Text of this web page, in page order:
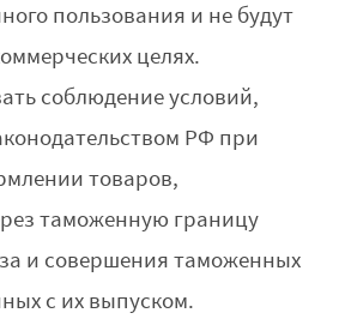
пользования и не будут
целях.
соблюдение условий,
РФ при
товаров,
таможенную границу
и совершения таможенных
с их выпуском.